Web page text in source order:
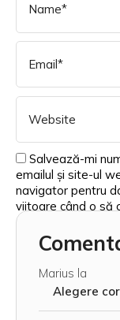
Salvează-mi
emailul și site-ul
navigator pentru
viitoare când o să
Marius la
Alegere